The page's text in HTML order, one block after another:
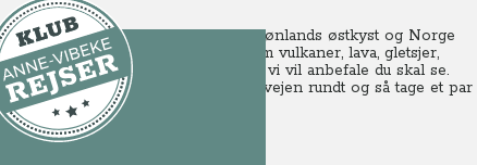
og ligger næsten midt mellem Grønlands østkyst og Norge
om imponerende natur som vulkaner, lava, gletsjer,
naturoplevelser, som vi vil anbefale du skal se.
1, der blev komplet i 1974 hele vejen rundt og så tage et par
To uger er perfekt.